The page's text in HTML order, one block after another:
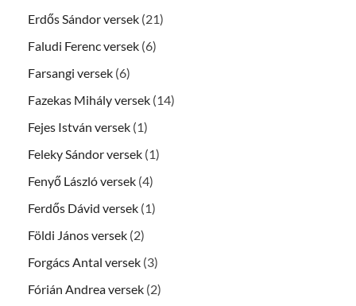
Erdős Sándor versek (21)
Faludi Ferenc versek (6)
Farsangi versek (6)
Fazekas Mihály versek (14)
Fejes István versek (1)
Feleky Sándor versek (1)
Fenyő László versek (4)
Ferdős Dávid versek (1)
Földi János versek (2)
Forgács Antal versek (3)
Fórián Andrea versek (2)